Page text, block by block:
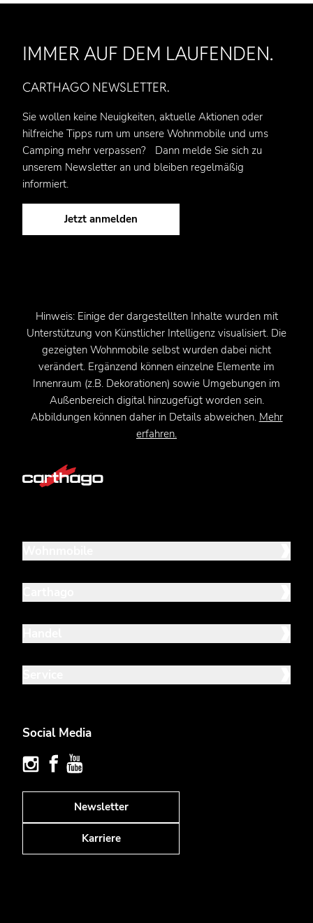
IMMER AUF DEM LAUFENDEN.
CARTHAGO NEWSLETTER.
Sie wollen keine Neuigkeiten, aktuelle Aktionen oder
hilfreiche Tipps rum um unsere Wohnmobile und ums
Camping mehr verpassen? Dann melde Sie sich zu
unserem Newsletter an und bleiben regelmäßig
informiert.
Jetzt anmelden
Hinweis: Einige der dargestellten Inhalte wurden mit
Unterstützung von Künstlicher Intelligenz visualisiert. Die
gezeigten Wohnmobile selbst wurden dabei nicht
verändert. Ergänzend können einzelne Elemente im
Innenraum (z.B. Dekorationen) sowie Umgebungen im
Außenbereich digital hinzugefügt worden sein.
Abbildungen können daher in Details abweichen. Mehr
erfahren.
Social Media
Newsletter
Karriere